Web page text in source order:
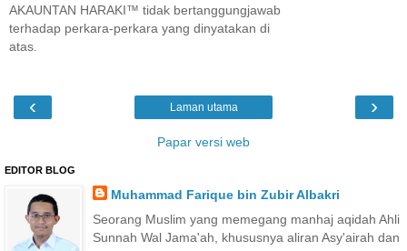
AKAUNTAN HARAKI™ tidak bertanggungjawab
terhadap perkara-perkara yang dinyatakan di
atas.
‹ ›
Laman utama
Papar versi web
EDITOR BLOG
Muhammad Farique bin Zubir Albakri
Seorang Muslim yang memegang manhaj aqidah Ahli
Sunnah Wal Jama'ah, khususnya aliran Asy'airah dan